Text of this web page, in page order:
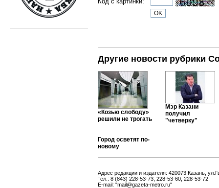
Другие новости рубрики
«Козью слободу»
решили не трогать
Мэр Казани
получил
"четверку"
Город осветят по-
новому
Адрес редакции и издателя: 420073 Казань,
тел.: 8 (843) 228-53-73, 228-53-60, 228-53-72
E-mail: "mail@gazeta-metro.ru"